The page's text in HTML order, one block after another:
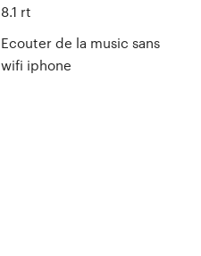
8.1 rt
Ecouter de la music sans
wifi iphone